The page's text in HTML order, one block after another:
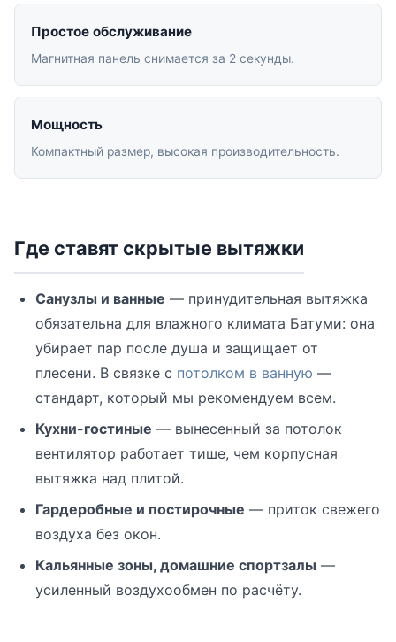
Простое обслуживание
Магнитная панель снимается за 2 секунды.
Мощность
Компактный размер, высокая производительность.
Где ставят скрытые вытяжки
Санузлы и ванные — принудительная вытяжка
обязательна для влажного климата Батуми: она
убирает пар после душа и защищает от
плесени. В связке с потолком в ванную —
стандарт, который мы рекомендуем всем.
Кухни-гостиные — вынесенный за потолок
вентилятор работает тише, чем корпусная
вытяжка над плитой.
Гардеробные и постирочные — приток свежего
воздуха без окон.
Кальянные зоны, домашние спортзалы —
усиленный воздухообмен по расчёту.